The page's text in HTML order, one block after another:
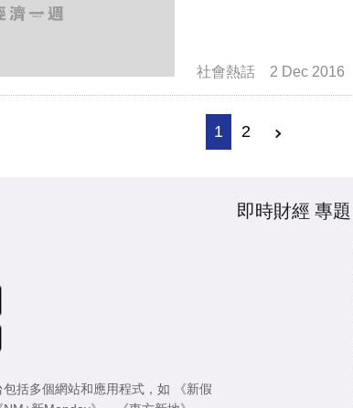
社會熱話 2 Dec 2016
1 2
括多個網站和應用程式，如
《新假
即時財經 專題